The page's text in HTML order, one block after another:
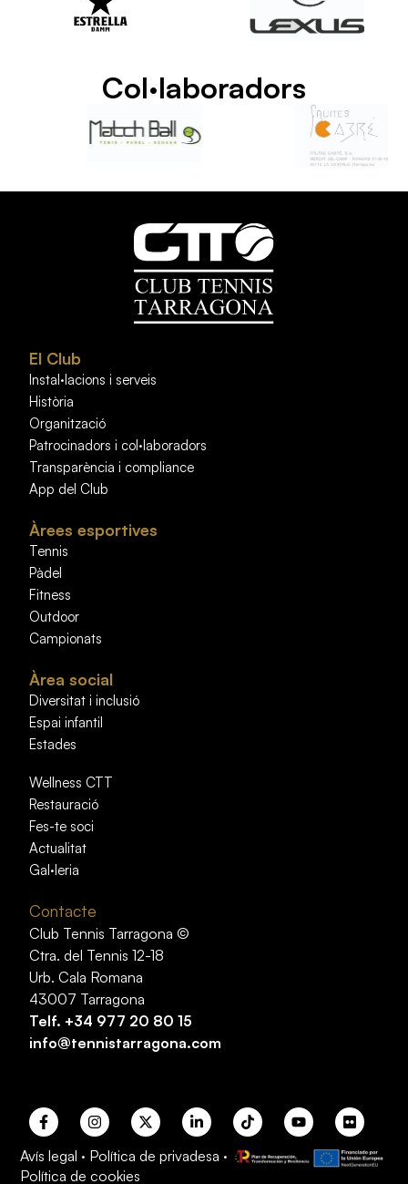
Col·laboradors
El Club
Instal·lacions i serveis
Història
Organització
Patrocinadors i col·laboradors
Transparència i compliance
App del Club
Àrees esportives
Tennis
Pàdel
Fitness
Outdoor
Campionats
Àrea social
Diversitat i inclusió
Espai infantil
Estades
Wellness CTT
Restauració
Fes-te soci
Actualitat
Gal·leria
Contacte
Club Tennis Tarragona ©
Ctra. del Tennis 12-18
Urb. Cala Romana
43007 Tarragona
Telf. +34 977 20 80 15
info@tennistarragona.com
Avís legal · Política de privadesa ·
Política de cookies